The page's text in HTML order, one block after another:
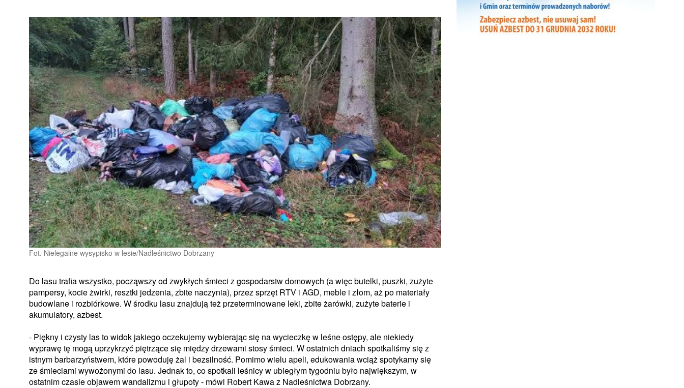
Fot. Nielegalne wysypisko w lesie/Nadleśnictwo Dobrzany
Do lasu trafia wszystko, począwszy od zwykłych śmieci z gospodarstw domowych (a więc butelki, puszki, zużyte
pampersy, kocie żwirki, resztki jedzenia, zbite naczynia), przez sprzęt RTV i AGD, meble i złom, aż po materiały
budowlane i rozbiórkowe. W środku lasu znajdują też przeterminowane leki, zbite żarówki, zużyte baterie i
akumulatory, azbest.
- Piękny i czysty las to widok jakiego oczekujemy wybierając się na wycieczkę w leśne ostępy, ale niekiedy
wyprawę tę mogą uprzykrzyć piętrzące się między drzewami stosy śmieci. W ostatnich dniach spotkaliśmy się z
istnym barbarzyństwem, które powoduję żal i bezsilność. Pomimo wielu apeli, edukowania wciąż spotykamy się
ze śmieciami wywożonymi do lasu. Jednak to, co spotkali leśnicy w ubiegłym tygodniu było największym, w
ostatnim czasie objawem wandalizmu i głupoty - mówi Robert Kawa z Nadleśnictwa Dobrzany.